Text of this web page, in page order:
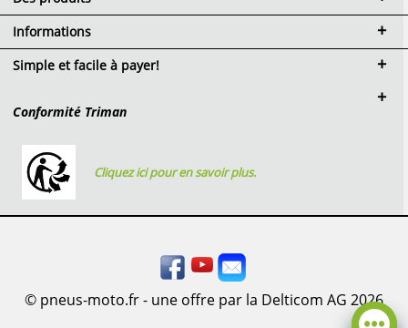
Informations
Inscription partenaire de
Simple et facile à payer!
Conformité Triman
Cliquez ici pour en savoir plus.
© pneus-moto.fr - une offre par la Delticom AG 2026